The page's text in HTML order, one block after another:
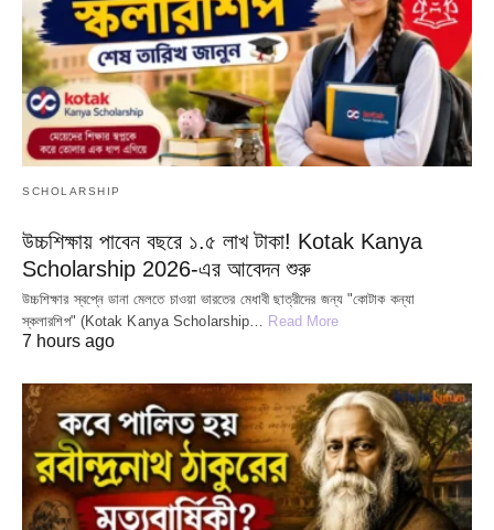
SCHOLARSHIP
উচ্চশিক্ষায় পাবেন বছরে ১.৫ লাখ টাকা! Kotak Kanya
Scholarship 2026-এর আবেদন শুরু
উচ্চশিক্ষার স্বপ্নে ডানা মেলতে চাওয়া ভারতের মেধাবী ছাত্রীদের জন্য "কোটাক কন্যা
স্কলারশিপ" (Kotak Kanya Scholarship… Read More
7 hours ago